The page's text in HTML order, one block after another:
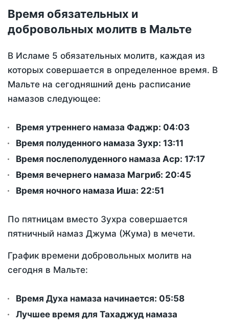
Время обязательных и
добровольных молитв в Мальте
В Исламе 5 обязательных молитв, каждая из
которых совершается в определенное время. В
Мальте на сегодняшний день расписание
намазов следующее:
Время утреннего намаза Фаджр: 04:03
Время полуденного намаза Зухр: 13:11
Время послеполуденного намаза Аср: 17:17
Время вечернего намаза Магриб: 20:45
Время ночного намаза Иша: 22:51
По пятницам вместо Зухра совершается
пятничный намаз Джума (Жума) в мечети.
График времени добровольных молитв на
сегодня в Мальте:
Время Духа намаза начинается: 05:58
Лучшее время для Тахаджуд намаза